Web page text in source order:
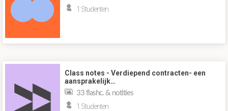
1 Studenten
Class notes - Verdiepend contracten- een
aansprakelijk…
33 flashc. & notities
1 Studenten